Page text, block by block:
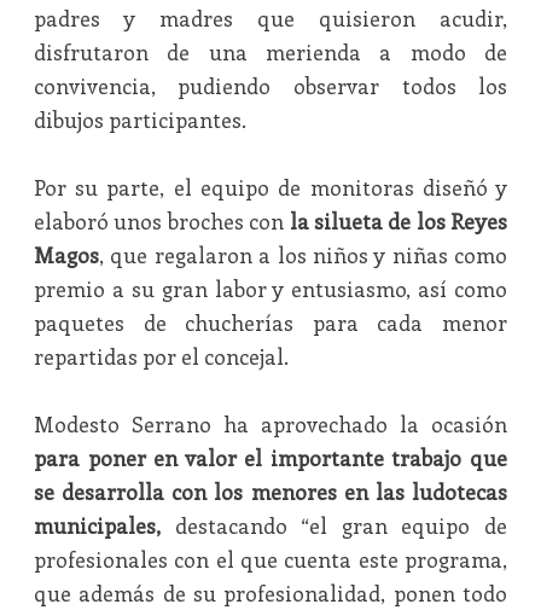
padres y madres que quisieron acudir,
disfrutaron de una merienda a modo de
convivencia, pudiendo observar todos los
dibujos participantes.
Por su parte, el equipo de monitoras diseñó y
elaboró unos broches con la silueta de los Reyes
Magos, que regalaron a los niños y niñas como
premio a su gran labor y entusiasmo, así como
paquetes de chucherías para cada menor
repartidas por el concejal.
Modesto Serrano ha aprovechado la ocasión
para poner en valor el importante trabajo que
se desarrolla con los menores en las ludotecas
municipales,destacando “el gran equipo de
profesionales con el que cuenta este programa,
que además de su profesionalidad, ponen todo